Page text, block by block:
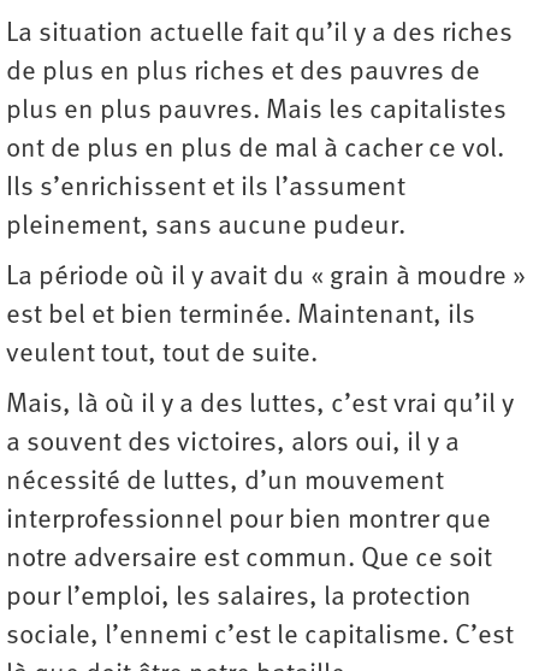
La situation actuelle fait qu’il y a des riches
de plus en plus riches et des pauvres de
plus en plus pauvres. Mais les capitalistes
ont de plus en plus de mal à cacher ce vol.
Ils s’enrichissent et ils l’assument
pleinement, sans aucune pudeur.
La période où il y avait du « grain à moudre »
est bel et bien terminée. Maintenant, ils
veulent tout, tout de suite.
Mais, là où il y a des luttes, c’est vrai qu’il y
a souvent des victoires, alors oui, il y a
nécessité de luttes, d’un mouvement
interprofessionnel pour bien montrer que
notre adversaire est commun. Que ce soit
pour l’emploi, les salaires, la protection
sociale, l’ennemi c’est le capitalisme. C’est